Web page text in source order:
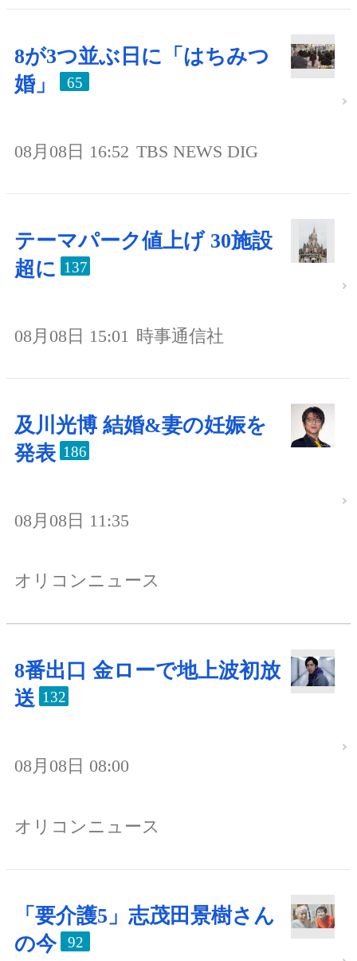
8が3つ並ぶ日に「はちみつ
婚」
65
08月08日 16:52 TBS NEWS DIG
テーマパーク値上げ 30施設
超に 137
08月08日 15:01 時事通信社
及川光博 結婚&妻の妊娠を
発表 186
08月08日 11:35
オリコンニュース
8番出口 金ローで地上波初放
送 132
08月08日 08:00
オリコンニュース
「要介護5」志茂田景樹さん
の今
92